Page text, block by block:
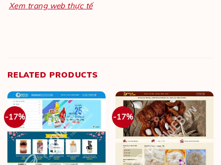
Xem trang web thực tế
RELATED PRODUCTS
-17% -17%